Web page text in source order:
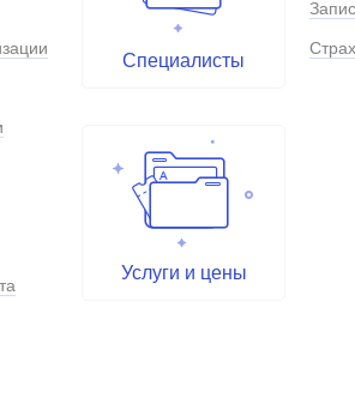
Специалисты
Услуги и цены